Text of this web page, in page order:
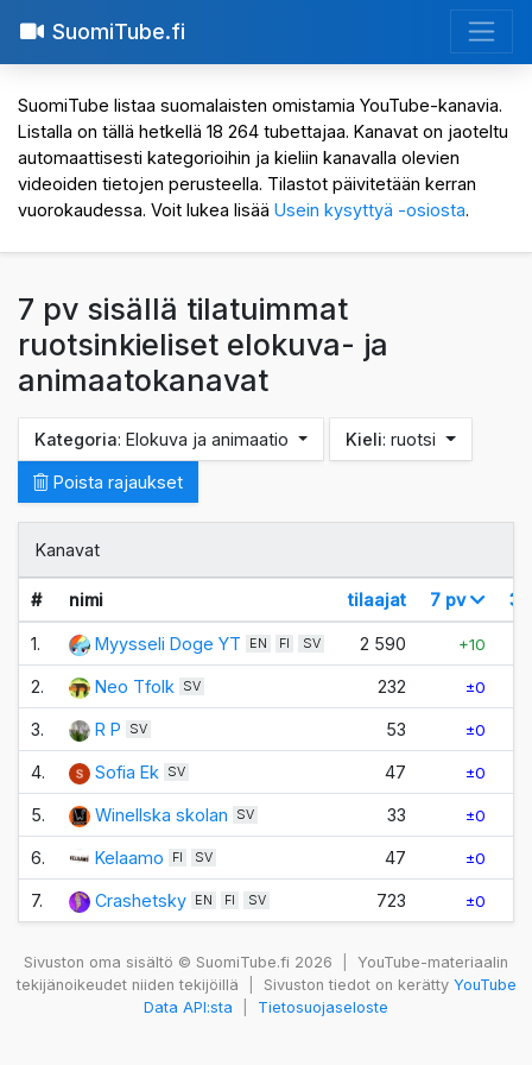
SuomiTube.fi
SuomiTube listaa suomalaisten omistamia YouTube-kanavia.
Listalla on tällä hetkellä 18 264 tubettajaa. Kanavat on jaoteltu
automaattisesti kategorioihin ja kieliin kanavalla olevien
videoiden tietojen perusteella. Tilastot päivitetään kerran
vuorokaudessa. Voit lukea lisää Usein kysyttyä -osiosta.
7 pv sisällä tilatuimmat
ruotsinkieliset elokuva- ja
animaatokanavat
Kategoria: Elokuva ja animaatio Kieli: ruotsi
Poista rajaukset
Kanavat
# nimi tilaajat 7 pv
1. Myysseli Doge YT EN FI SV 2 590 +10
2. Neo Tfolk SV 232 ±0
3. R P SV 53 ±0
4. Sofia Ek SV 47 ±0
5. Winellska skolan SV 33 ±0
6. Kelaamo FI SV 47 ±0
7. Crashetsky EN FI SV 723 ±0
Sivuston oma sisältö © SuomiTube.fi 2026
YouTube-materiaalin
tekijänoikeudet niiden tekijöillä
Sivuston tiedot on kerätty YouTube
Data API:sta
Tietosuojaseloste